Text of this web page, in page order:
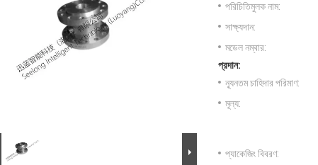
পরিচিতিমুলক নাম:
সাক্ষ্যদান:
মডেল নম্বার:
প্রদান:
ন্যূনতম চাহিদার পরিমাণ:
মূল্য:
প্যাকেজিং বিবরণ: